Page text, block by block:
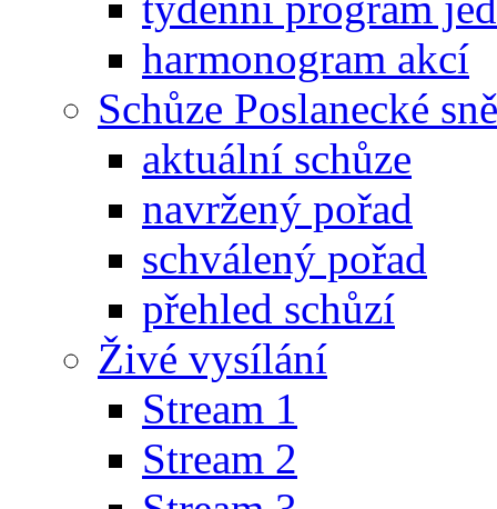
harmonogram akcí
Schůze Poslanecké
aktuální schůze
navržený pořad
schválený pořad
přehled schůzí
Živé vysílání
Stream 1
Stream 2